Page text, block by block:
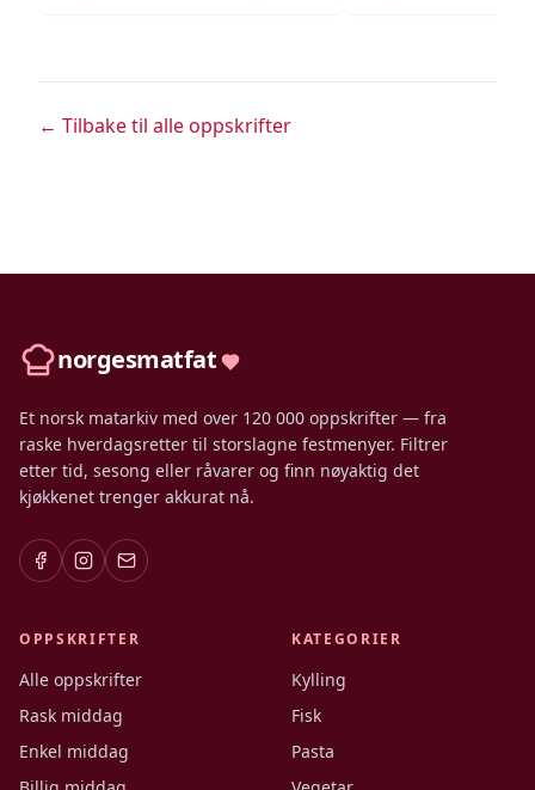
← Tilbake til alle oppskrifter
norgesmatfat
Et norsk matarkiv med over 120 000 oppskrifter — fra
raske hverdagsretter til storslagne festmenyer. Filtrer
etter tid, sesong eller råvarer og finn nøyaktig det
kjøkkenet trenger akkurat nå.
OPPSKRIFTER
Alle oppskrifter
Rask middag
Enkel middag
KATEGORIER
Kylling
Fisk
Pasta